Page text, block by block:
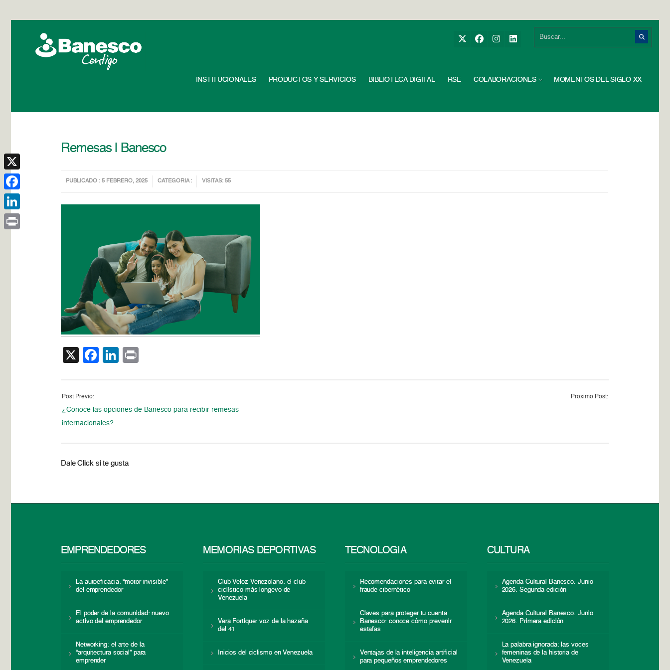
INSTITUCIONALES PRODUCTOS Y SERVICIOS BIBLIOTECA DIGITAL RSE COLABORACIONES MOMENTOS DEL SIGLO XX
Remesas | Banesco
PUBLICADO : 5 FEBRERO, 2025 CATEGORIA : VISITAS: 55
X Facebook
LinkedIn
Post Previo:
¿Conoce las opciones de Banesco para recibir remesas
internacionales?
Proximo Post:
Dale Click si te gusta
EMPRENDEDORES
La autoeficacia: “motor invisible”
del emprendedor
El poder de la comunidad: nuevo
activo del emprendedor
Networking: el arte de la
“arquitectura social” para
emprender
MEMORIAS DEPORTIVAS
Club Veloz Venezolano: el club
ciclístico más longevo de
Venezuela
Vera Fortique: voz de la hazaña
del 41
Inicios del ciclismo en Venezuela
TECNOLOGÍA
Recomendaciones para evitar el
fraude cibernético
Claves para proteger tu cuenta
Banesco: conoce cómo prevenir
estafas
Ventajas de la inteligencia artificial
para pequeños emprendedores
CULTURA
Agenda Cultural Banesco. Junio
2026. Segunda edición
Agenda Cultural Banesco. Junio
2026. Primera edición
La palabra ignorada: las voces
femeninas de la historia de
Venezuela
X
Facebook
LinkedIn